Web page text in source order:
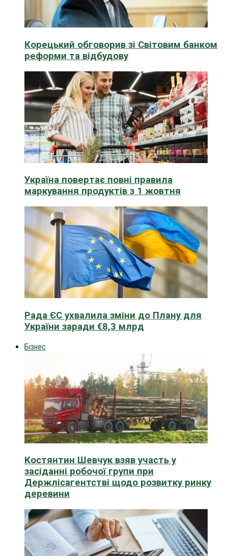
Корецький обговорив зі Світовим банком
реформи та відбудову
Україна повертає повні правила
маркування продуктів з 1 жовтня
Рада ЄС ухвалила зміни до Плану для
України заради €8,3 млрд
Бізнес
Костянтин Шевчук взяв участь у
засіданні робочої групи при
Держлісагентстві щодо розвитку ринку
деревини